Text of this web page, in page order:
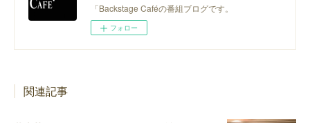
「Backstage Caféの番組ブログです。
フォロー
関連記事